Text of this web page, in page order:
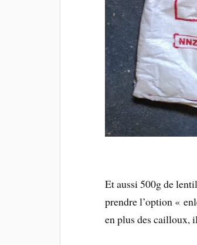
Et aussi 500g de
prendre l’option «
en plus des cailloux,